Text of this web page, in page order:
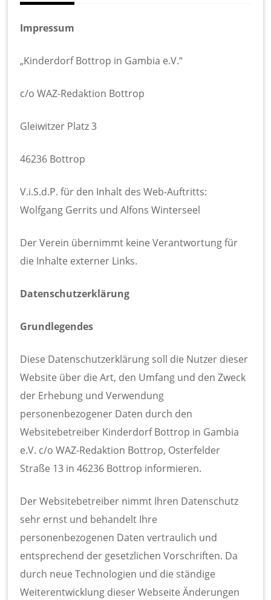
Impressum
„Kinderdorf Bottrop in Gambia e.V.“
c/o WAZ-Redaktion Bottrop
Gleiwitzer Platz 3
46236 Bottrop
V.i.S.d.P. für den Inhalt des Web-Auftritts:
Wolfgang Gerrits und Alfons Winterseel
Der Verein übernimmt keine Verantwortung für
die Inhalte externer Links.
Datenschutzerklärung
Grundlegendes
Diese Datenschutzerklärung soll die Nutzer dieser
Website über die Art, den Umfang und den Zweck
der Erhebung und Verwendung
personenbezogener Daten durch den
Websitebetreiber Kinderdorf Bottrop in Gambia
e.V. c/o WAZ-Redaktion Bottrop, Osterfelder
Straße 13 in 46236 Bottrop informieren.
Der Websitebetreiber nimmt Ihren Datenschutz
sehr ernst und behandelt Ihre
personenbezogenen Daten vertraulich und
entsprechend der gesetzlichen Vorschriften. Da
durch neue Technologien und die ständige
Weiterentwicklung dieser Webseite Änderungen